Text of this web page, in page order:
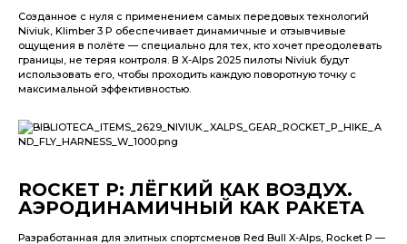
Созданное с нуля с применением самых передовых технологий
Niviuk, Klimber 3 P обеспечивает динамичные и отзывчивые
ощущения в полёте — специально для тех, кто хочет преодолевать
границы, не теряя контроля. В X-Alps 2025 пилоты Niviuk будут
использовать его, чтобы проходить каждую поворотную точку с
максимальной эффективностью.
ROCKET P: ЛЁГКИЙ КАК ВОЗДУХ.
АЭРОДИНАМИЧНЫЙ КАК РАКЕТА
Разработанная для элитных спортсменов Red Bull X-Alps, Rocket P —